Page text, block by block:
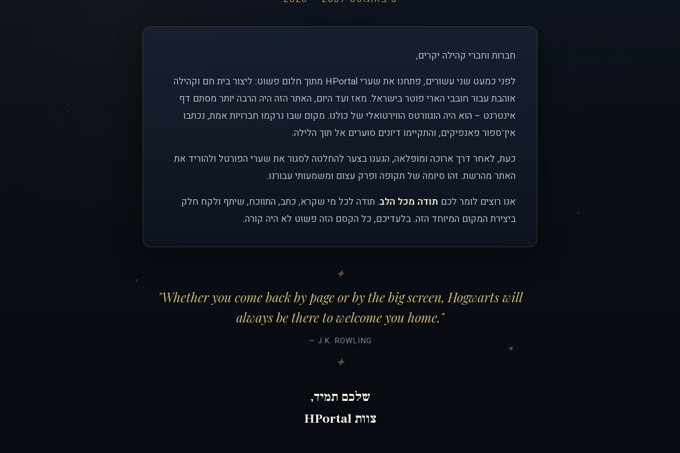
חברות וחברי קהילה יקרים,
לפני כמעט שני עשורים, פתחנו את שערי HPortal מתוך חלום פשוט: ליצור בית חם וקהילה
אוהבת עבור חובבי הארי פוטר בישראל. מאז ועד היום, האתר הזה היה הרבה יותר מסתם דף
אינטרנט – הוא היה הוגוורטס הווירטואלי של כולנו. מקום שבו נרקמו חברויות אמת, נכתבו
אין־ספור פאנפיקים, והתקיימו דיונים סוערים אל תוך הלילה.
כעת, לאחר דרך ארוכה ומופלאה, הגענו בצער להחלטה לסגור את שערי הפורטל ולהוריד את
האתר מהרשת. זהו סיומה של תקופה ופרק עצום ומשמעותי עבורנו.
אנו רוצים לומר לכם תודה מכל הלב. תודה לכל מי שקרא, כתב, התווכח, שיתף ולקח חלק
ביצירת המקום המיוחד הזה. בלעדיכם, כל הקסם הזה פשוט לא היה קורה.
"Whether you come back by page or by the big screen, Hogwarts will
always be there to welcome you home."
— J.K. ROWLING
שלכם תמיד,
צוות HPortal